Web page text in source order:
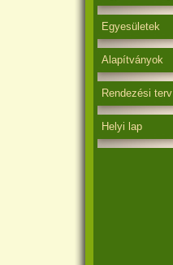
Egyesületek
Alapítványok
Rendezési terv
Helyi lap